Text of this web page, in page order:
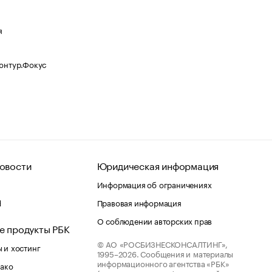
продукты РБК
хостинг
Юридическая информация
Информация об ограничениях
Правовая информация
О соблюдении авторских прав
© АО «РОСБИЗНЕСКОНСАЛТИНГ»,
1995–2026. Сообщения и материалы
информационного агентства «РБК»